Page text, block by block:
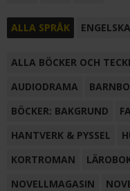
ALLA SPRÅK ENGELSKA
ALLA BÖCKER OCH
AUDIODRAMA
BÖCKER: BAKGRUND
HANTVERK & PYSSEL
KORTROMAN
NOVELLMAGASIN